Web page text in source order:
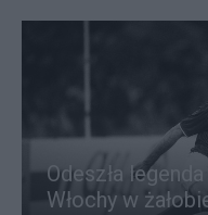
Odeszła
Włochy w